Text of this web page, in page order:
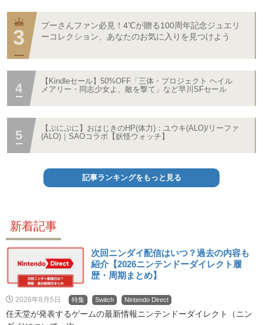
プーさんファン必見！4℃が贈る100周年記念ジュエリ
ーコレクション、あなたのお気に入りを見つけよう
【Kindleセール】50%OFF「三体・プロジェクト ヘイル
メアリー・同志少女よ、敵を撃て」など早川SFセール
【ぷにぷに】おはじきのHP(体力)：ユウキ(ALO)/リーファ
(ALO)｜SAOコラボ【妖怪ウォッチ】
記事ランキングをもっと見る
新着記事
次回ニンダイ配信はいつ？過去の内容も
紹介【2026ニンテンドーダイレクト履
歴・周期まとめ】
2026年8月5日 特集 Switch Nintendo Direct
任天堂が発表するゲームの最新情報ニンテンドーダイレクト（ニン